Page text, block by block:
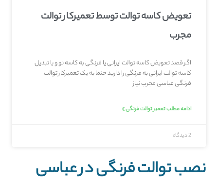
تعویض کاسه توالت توسط تعمیرکار توالت
مجرب
اگر قصد تعویض کاسه توالت ایرانی یا فرنگی به کاسه نو و یا تبدیل
کاسه توالت ایرانی به فرنگی را دارید حتما به یک تعمیرکار توالت
فرنگی عباسی مجرب نیاز
ادامه مطلب تعمیر توالت فرنگی »
2 دیدگاه
نصب توالت فرنگی در عباسی